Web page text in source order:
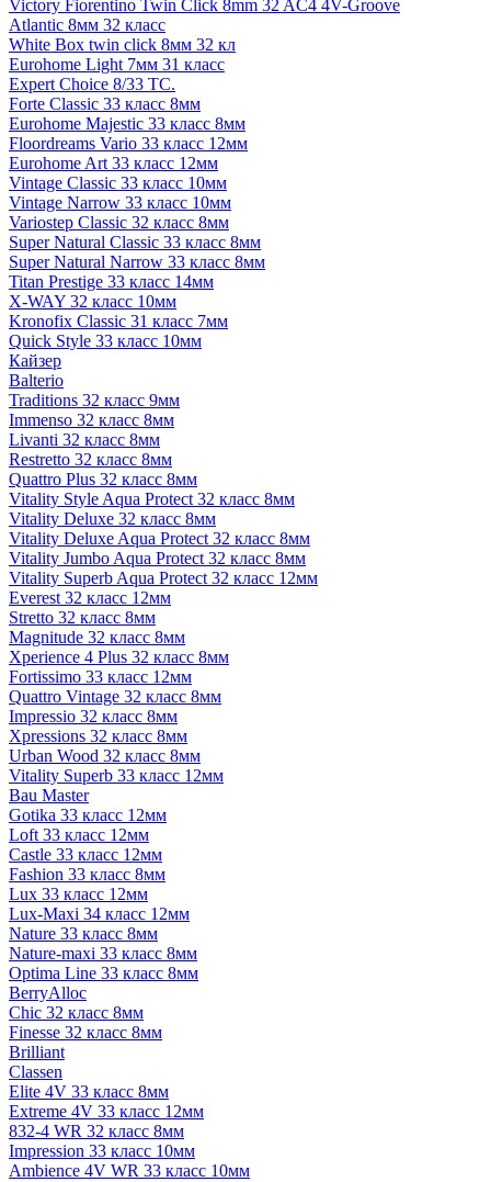
Victory Fiorentino Twin Click 8mm 32 AC4 4V-Groove
Atlantic 8мм 32 класс
White Box twin click 8мм 32 кл
Eurohome Light 7мм 31 класс
Expert Choice 8/33 TC.
Forte Classic 33 класс 8мм
Eurohome Majestic 33 класс 8мм
Floordreams Vario 33 класс 12мм
Eurohome Art 33 класс 12мм
Vintage Classic 33 класс 10мм
Vintage Narrow 33 класс 10мм
Variostep Classic 32 класс 8мм
Super Natural Classic 33 класс 8мм
Super Natural Narrow 33 класс 8мм
Titan Prestige 33 класс 14мм
X-WAY 32 класс 10мм
Kronofix Classic 31 класс 7мм
Quick Style 33 класс 10мм
Кайзер
Balterio
Traditions 32 класс 9мм
Immenso 32 класс 8мм
Livanti 32 класс 8мм
Restretto 32 класс 8мм
Quattro Plus 32 класс 8мм
Vitality Style Aqua Protect 32 класс 8мм
Vitality Deluxe 32 класс 8мм
Vitality Deluxe Aqua Protect 32 класс 8мм
Vitality Jumbo Aqua Protect 32 класс 8мм
Vitality Superb Aqua Protect 32 класс 12мм
Everest 32 класс 12мм
Stretto 32 класс 8мм
Magnitude 32 класс 8мм
Xperience 4 Plus 32 класс 8мм
Fortissimo 33 класс 12мм
Quattro Vintage 32 класс 8мм
Impressio 32 класс 8мм
Xpressions 32 класс 8мм
Urban Wood 32 класс 8мм
Vitality Superb 33 класс 12мм
Bau Master
Gotika 33 класс 12мм
Loft 33 класс 12мм
Castle 33 класс 12мм
Fashion 33 класс 8мм
Lux 33 класс 12мм
Lux-Maxi 34 класс 12мм
Nature 33 класс 8мм
Nature-maxi 33 класс 8мм
Optima Line 33 класс 8мм
BerryAlloc
Chic 32 класс 8мм
Finesse 32 класс 8мм
Brilliant
Classen
Elite 4V 33 класс 8мм
Extreme 4V 33 класс 12мм
832-4 WR 32 класс 8мм
Impression 33 класс 10мм
Ambience 4V WR 33 класс 10мм